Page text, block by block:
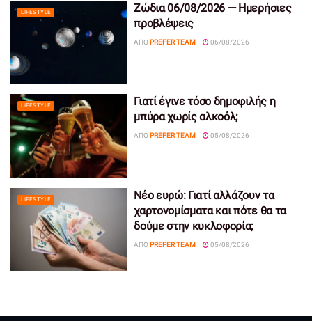
LIFESTYLE
Ζώδια 06/08/2026 — Ημερήσιες
προβλέψεις
ΑΠΌ PREFER TEAM 06/08/2026
LIFESTYLE
Γιατί έγινε τόσο δημοφιλής η
μπύρα χωρίς αλκοόλ;
ΑΠΌ PREFER TEAM 05/08/2026
LIFESTYLE
Νέο ευρώ: Γιατί αλλάζουν τα
χαρτονομίσματα και πότε θα τα
δούμε στην κυκλοφορία;
ΑΠΌ PREFER TEAM 05/08/2026